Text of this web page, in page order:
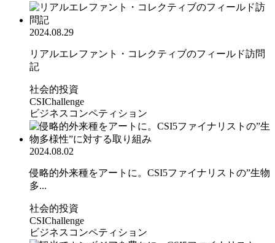
2024.08.29
リアルエレファント・コレクティブのフィールド訪問
記
社会的投資
CSIChallenge
ビジネスコンペティション
2024.08.02
侵略的外来種をアートに。CSI5ファイナリストの”生物
多...
社会的投資
CSIChallenge
ビジネスコンペティション